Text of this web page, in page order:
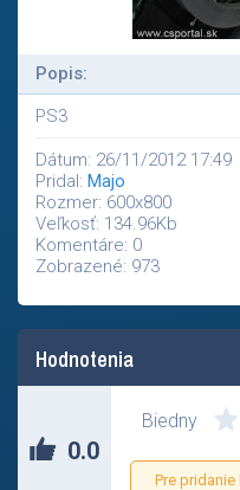
Popis:
PS3
Dátum: 26/11/2012 17:49
Pridal: Majo
Rozmer: 600x800
Veľkosť: 134.96Kb
Komentáre: 0
Zobrazené: 973
Hodnotenia
0.0
Biedny
Pre